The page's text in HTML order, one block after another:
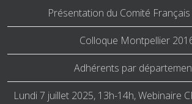
Présentation du Comité Français
Colloque Montpellier
Adhérents par
Lundi 7 juillet 2025, 13h-14h, Webinaire